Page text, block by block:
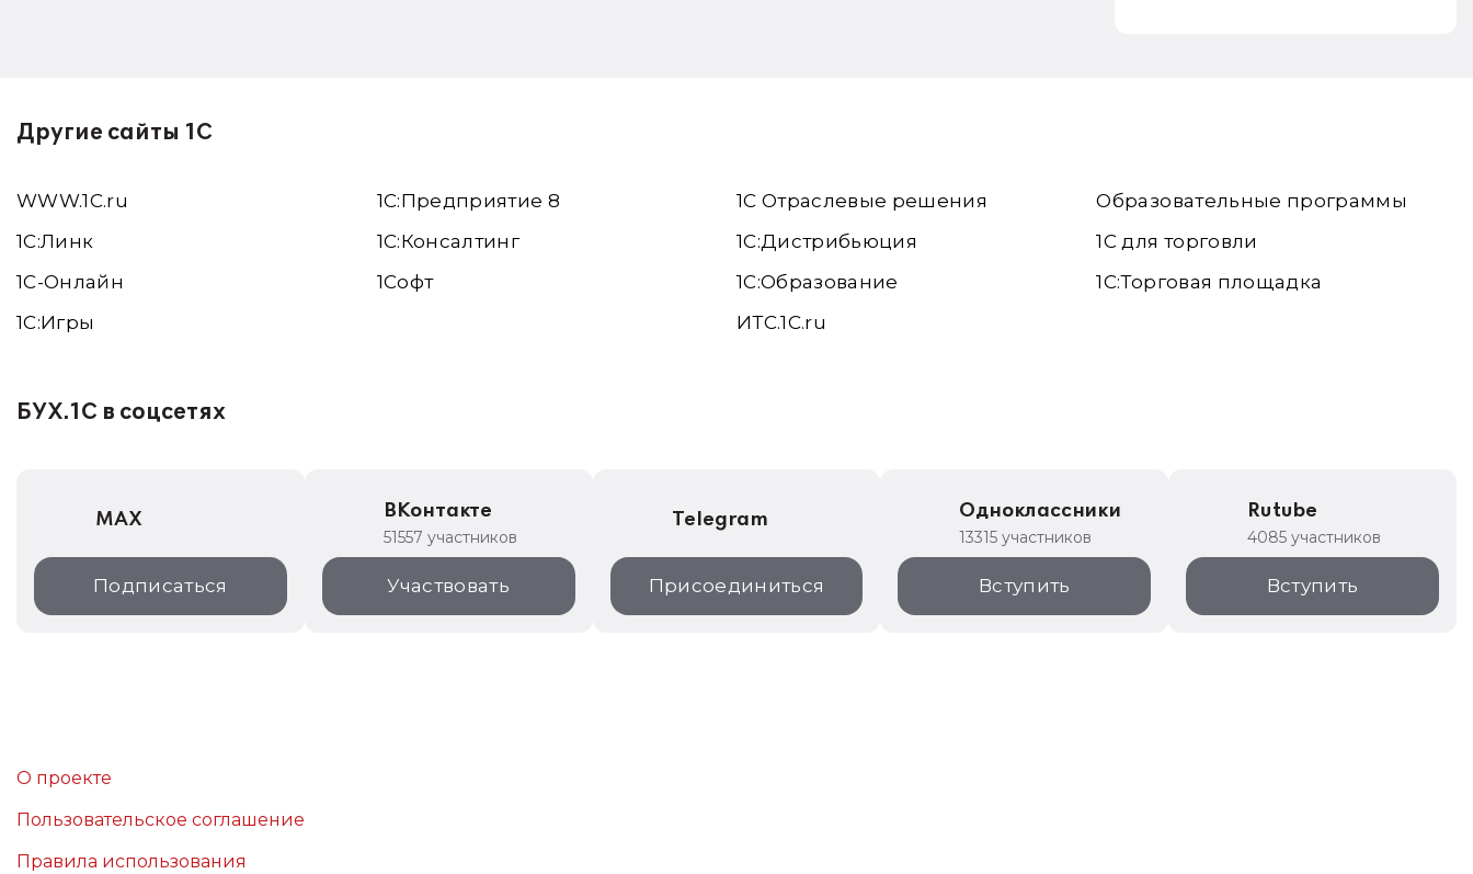
Другие сайты 1С
WWW.1С.ru
1С:Линк
1С-Онлайн
1C:Игры
1С:Предприятие 8
1С:Консалтинг
1Софт
1С Отраслевые решения
1С:Дистрибьюция
1С:Образование
ИТС.1C.ru
Образовательные программы
1С для торговли
1С:Торговая площадка
БУХ.1С в соцсетях
MAX
Подписаться
ВКонтакте
51557 участников
Участвовать
Telegram
Присоединиться
Одноклассники
13315 участников
Вступить
Rutube
4085 участников
Вступить
О проекте
Пользовательское соглашение
Правила использования